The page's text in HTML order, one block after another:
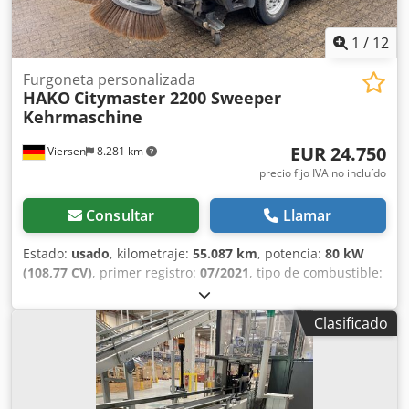
LxAnxAl mm: 5300 x 3260 x 3090 mm Tolva: incluida Plazo
de entrega: inmediato
1 / 12
Viersen 8.281 km
Furgoneta personalizada
HAKO Citymaster 2200 Sweeper
Kehrmaschine
EUR 24.750
precio fijo IVA no incluído
Consultar Llamar
Estado: usado, kilometraje: 55.087 km, potencia: 80 kW
(108,77 CV), primer registro: 07/2021, tipo de combustible:
, próxima inspección (TÜV):
09/2026, color:azul, tipo de engranaje:automático, clase
de emisión:Euro 6, número de asientos:2, longitud total:
, ancho total:1.430 mm, altura total:
Año de fabricación:2021, Nº de vehículo: 470-25 HAKO
Citymaster 2200 Barredora * Primera matriculación:
Clasificado